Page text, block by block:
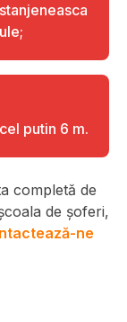
putin 6 m.
completă de
de șoferi,
ne